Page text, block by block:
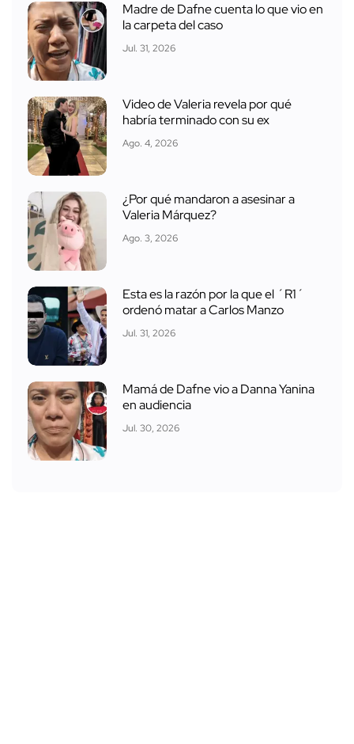
Madre de Dafne cuenta lo que vio en
la carpeta del caso
Jul. 31, 2026
Video de Valeria revela por qué
habría terminado con su ex
Ago. 4, 2026
¿Por qué mandaron a asesinar a
Valeria Márquez?
Ago. 3, 2026
Esta es la razón por la que el ´R1´
ordenó matar a Carlos Manzo
Jul. 31, 2026
Mamá de Dafne vio a Danna Yanina
en audiencia
Jul. 30, 2026